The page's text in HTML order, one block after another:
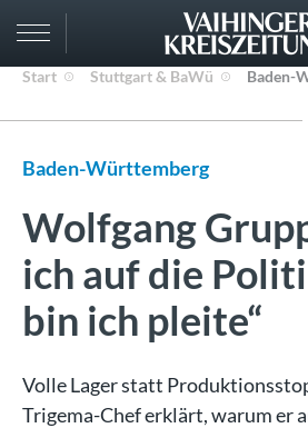
Start Stuttgart & BaWü Baden-
Baden-Württemberg
Wolfgang
ich auf die
bin ich pleite“
Volle Lager statt
Trigema-Chef erklärt, warum er